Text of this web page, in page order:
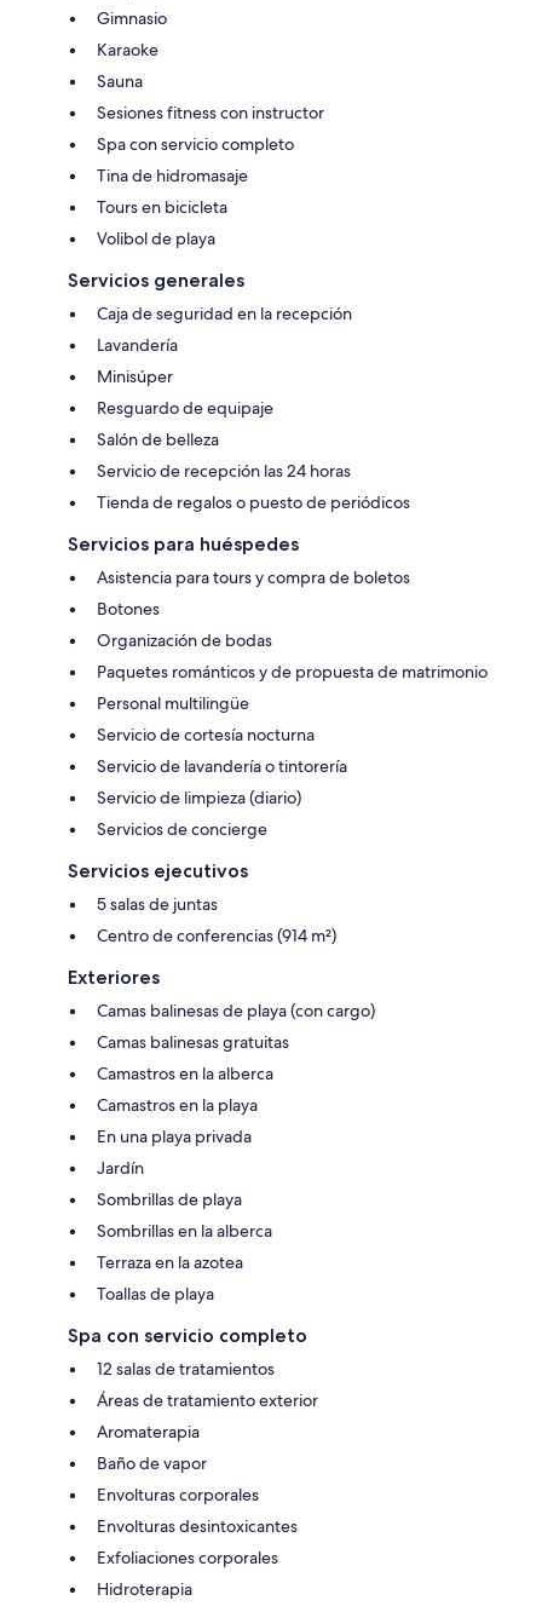
Gimnasio
Karaoke
Sauna
Sesiones fitness con instructor
Spa con servicio completo
Tina de hidromasaje
Tours en bicicleta
Volibol de playa
Servicios generales
Caja de seguridad en la recepción
Lavandería
Minisúper
Resguardo de equipaje
Salón de belleza
Servicio de recepción las 24 horas
Tienda de regalos o puesto de periódicos
Servicios para huéspedes
Asistencia para tours y compra de boletos
Botones
Organización de bodas
Paquetes románticos y de propuesta de matrimonio
Personal multilingüe
Servicio de cortesía nocturna
Servicio de lavandería o tintorería
Servicio de limpieza (diario)
Servicios de concierge
Servicios ejecutivos
5 salas de juntas
Centro de conferencias (914 m²)
Exteriores
Camas balinesas de playa (con cargo)
Camas balinesas gratuitas
Camastros en la alberca
Camastros en la playa
En una playa privada
Jardín
Sombrillas de playa
Sombrillas en la alberca
Terraza en la azotea
Toallas de playa
Spa con servicio completo
12 salas de tratamientos
Áreas de tratamiento exterior
Aromaterapia
Baño de vapor
Envolturas corporales
Envolturas desintoxicantes
Exfoliaciones corporales
Hidroterapia